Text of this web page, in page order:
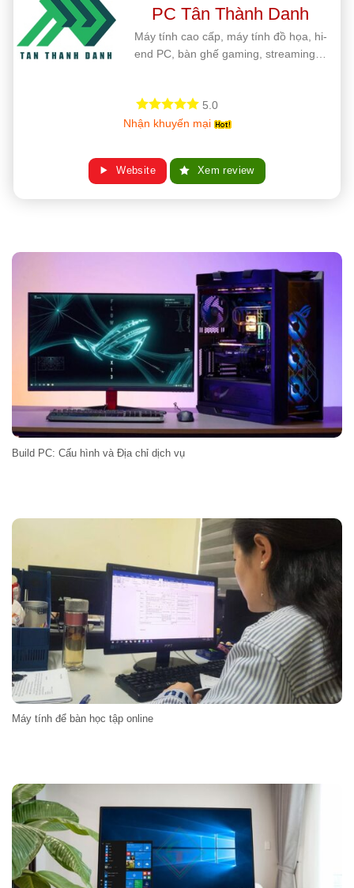
PC Tân Thành Danh
Máy tính cao cấp, máy tính đồ họa, hi-
end PC, bàn ghế gaming, streaming…
5.0
Nhận khuyến mại
Website Xem review
Build PC: Cấu hình và Địa chỉ dịch vụ
Máy tính để bàn học tập online